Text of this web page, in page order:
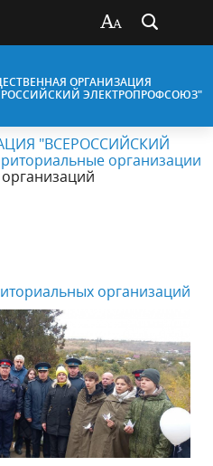
ОРГАНИЗАЦИЯ
ЭЛЕКТРОПРОФСОЮЗ"
"ВСЕРОССИЙСКИЙ
организации
организаций